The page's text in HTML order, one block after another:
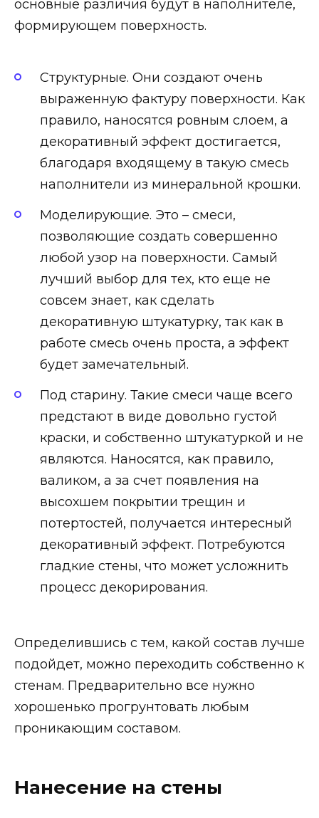
основные различия будут в наполнителе,
формирующем поверхность.
Структурные. Они создают очень
выраженную фактуру поверхности. Как
правило, наносятся ровным слоем, а
декоративный эффект достигается,
благодаря входящему в такую смесь
наполнители из минеральной крошки.
Моделирующие. Это – смеси,
позволяющие создать совершенно
любой узор на поверхности. Самый
лучший выбор для тех, кто еще не
совсем знает, как сделать
декоративную штукатурку, так как в
работе смесь очень проста, а эффект
будет замечательный.
Под старину. Такие смеси чаще всего
предстают в виде довольно густой
краски, и собственно штукатуркой и не
являются. Наносятся, как правило,
валиком, а за счет появления на
высохшем покрытии трещин и
потертостей, получается интересный
декоративный эффект. Потребуются
гладкие стены, что может усложнить
процесс декорирования.
Определившись с тем, какой состав лучше
подойдет, можно переходить собственно к
стенам. Предварительно все нужно
хорошенько прогрунтовать любым
проникающим составом.
Нанесение на стены